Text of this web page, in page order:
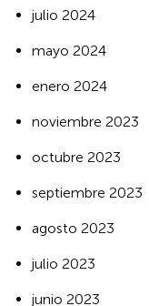
julio 2024
mayo 2024
enero 2024
noviembre 2023
octubre 2023
septiembre 2023
agosto 2023
julio 2023
junio 2023